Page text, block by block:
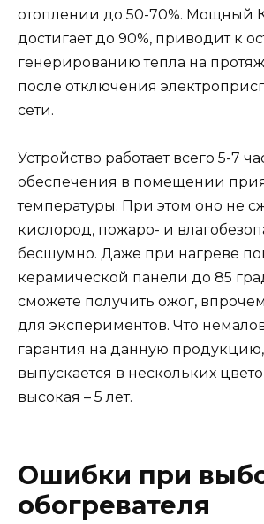
отоплении до 50-70%. Мощный
достигает до 90%, приводит к
генерированию тепла на
после отключения
сети.
Устройство работает всего 5-7
обеспечения в помещении
температуры. При этом оно не
кислород, пожаро- и
бесшумно. Даже при нагреве
керамической панели до 85
сможете получить ожог,
для экспериментов. Что
гарантия на данную продукцию,
выпускается в нескольких
высокая – 5 лет.
Ошибки при
обогревателя